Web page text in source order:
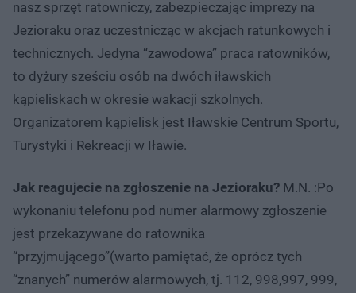
nasz sprzęt ratowniczy, zabezpieczając imprezy na
Jezioraku oraz uczestnicząc w akcjach ratunkowych i
technicznych. Jedyna “zawodowa” praca ratowników,
to dyżury sześciu osób na dwóch iławskich
kąpieliskach w okresie wakacji szkolnych.
Organizatorem kąpielisk jest Iławskie Centrum Sportu,
Turystyki i Rekreacji w Iławie.
Jak reagujecie na zgłoszenie na Jezioraku? M.N. :Po
wykonaniu telefonu pod numer alarmowy zgłoszenie
jest przekazywane do ratownika
“przyjmującego”(warto pamiętać, że oprócz tych
“znanych” numerów alarmowych, tj. 112, 998,997, 999,